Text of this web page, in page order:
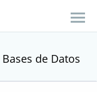
de Datos